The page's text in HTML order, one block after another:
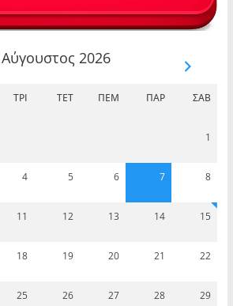
φανερού Προφορικού
για την εκμίσθωση
ορισμένου χρόνου”.
Αύγουστος 2026
ΤΡΊ ΤΕΤ ΠΈΜ ΠΑΡ ΣΆΒ
1
4 5 6 7 8
11 12 13 14 15
18 19 20 21 22
25 26 27 28 29